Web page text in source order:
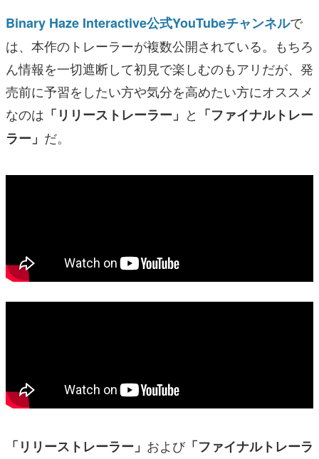
Binary Haze Interactive公式YouTubeチャンネルで
は、本作のトレーラーが複数公開されている。もちろ
ん情報を一切遮断して初見で楽しむのもアリだが、発
売前に予習をしたい方や気分を高めたい方にオススメ
なのは 「リリーストレーラー」 と 「ファイナルトレー
ラー」 だ。
「リリーストレーラー」 および「ファイナルトレーラ